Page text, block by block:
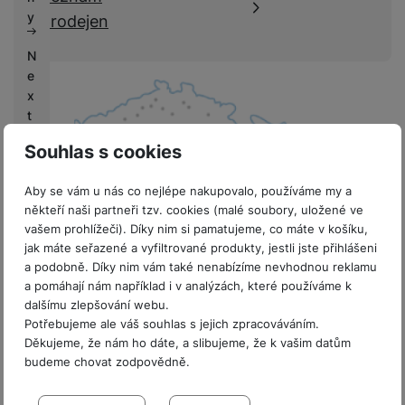
Souhlas s cookies
Aby se vám u nás co nejlépe nakupovalo, používáme my a
někteří naši partneři tzv. cookies (malé soubory, uložené ve
vašem prohlížeči). Díky nim si pamatujeme, co máte v košíku,
jak máte seřazené a vyfiltrované produkty, jestli jste přihlášeni
a podobně. Díky nim vám také nenabízíme nevhodnou reklamu
a pomáhají nám například i v analýzách, které používáme k
dalšímu zlepšování webu.
Potřebujeme ale váš souhlas s jejich zpracováváním.
Děkujeme, že nám ho dáte, a slibujeme, že k vašim datům
budeme chovat zodpovědně.
Nastavení souhlasů s kategoriemi
k
y
y
N
e
x
t
if
V
ý
k
u
p
y
prodejen
8 prodejen v ČR
Sdružení